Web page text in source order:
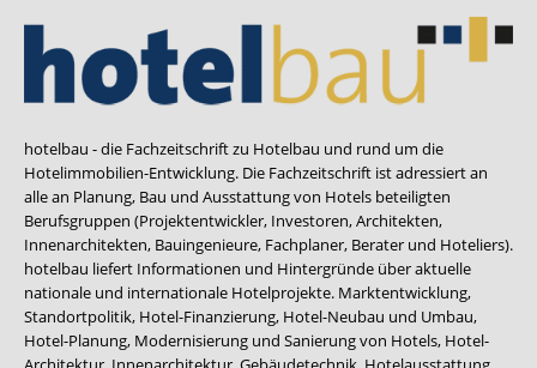
hotelbau - die Fachzeitschrift zu Hotelbau und rund um die
Hotelimmobilien-Entwicklung. Die Fachzeitschrift ist adressiert an
alle an Planung, Bau und Ausstattung von Hotels beteiligten
Berufsgruppen (Projektentwickler, Investoren, Architekten,
Innenarchitekten, Bauingenieure, Fachplaner, Berater und Hoteliers).
hotelbau liefert Informationen und Hintergründe über aktuelle
nationale und internationale Hotelprojekte. Marktentwicklung,
Standortpolitik, Hotel-Finanzierung, Hotel-Neubau und Umbau,
Hotel-Planung, Modernisierung und Sanierung von Hotels, Hotel-